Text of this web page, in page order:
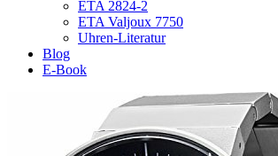
ETA 2824-2
ETA Valjoux 7750
Uhren-Literatur
Blog
E-Book